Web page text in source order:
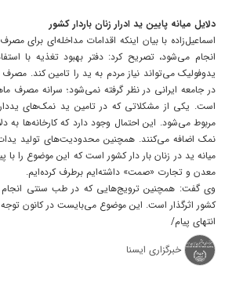
دلایل میانه پایین ید ادرار زنان باردار کشور
اسماعیل‌زاده با بیان اینکه اقدامات مداخله‌ای برای
انجام می‌شود، تصریح کرد: دفتر بهبود تغذیه با
یدوفولیک می‌تواند نیاز مردم به ید را تامین کند.
در جامعه ایرانی در نظر گرفته نمی‌شود؛ سرانه مصرف
است. یکی از مشکلاتی که در تامین ید نمک‌های
مربوط می‌شود. این احتمال وجود دارد که کارخانه‌ها به
نمک اضافه می‌کنند. همچنین محدودیت‌های تولید
میانه ید در زنان بار دار کشور است که این موضوع را
معدن و تجارت «صمت» داشته‌ایم برطرف کرده‌ایم.
وی گفت: همچنین ترویج‌هایی که در طب سنتی انجام
کشور اثرگذار است. این موضوع می‌بایست در کانون توجه
انتهای پیام/
خبرگزاری ایسنا